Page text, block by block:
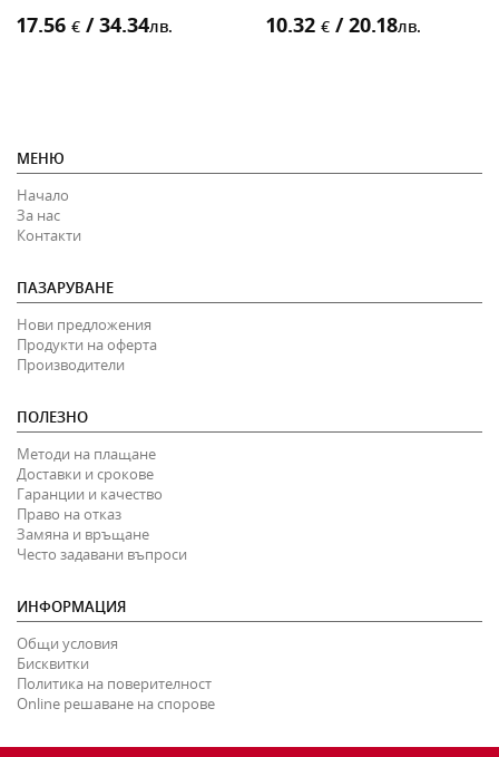
17.56 € / 34.34лв. 10.32 € / 20.18лв.
МЕНЮ
Начало
За нас
Контакти
ПАЗАРУВАНЕ
Нови предложения
Продукти на оферта
Производители
ПОЛЕЗНО
Методи на плащане
Доставки и срокове
Гаранции и качество
Право на отказ
Замяна и връщане
Често задавани въпроси
ИНФОРМАЦИЯ
Общи условия
Бисквитки
Политика на поверителност
Online решаване на спорове